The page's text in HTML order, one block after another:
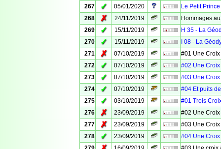
267
✓ 05/01/2020
Le Petit Prince
268
✗ 24/11/2019
Hommages
269
✓ 15/11/2019
H 35 - La
270
✓ 15/11/2019
I 08 - La
271
✗ 07/10/2019
#01 Une Croix
272
✓ 07/10/2019
#02 Une Croix
273
✓ 07/10/2019
#03 Une Croix
274
✓ 07/10/2019
#04 Et puits
275
✓ 03/10/2019
#01 Trois
276
✗ 23/09/2019
#02 Une
277
✗ 23/09/2019
#03 Une
278
✓ 23/09/2019
#04 Une